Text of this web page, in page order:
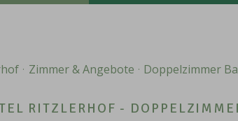
Zimmer & Angebote Doppelzimmer
RITZLERHOF -